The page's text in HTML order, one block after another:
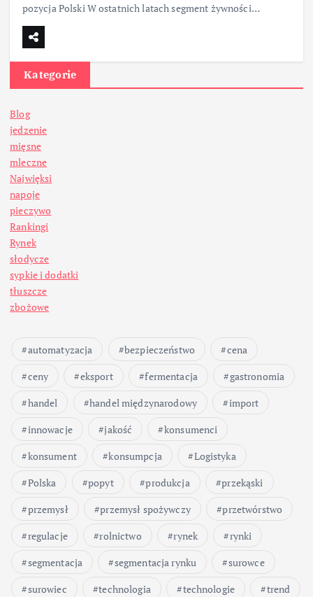
pozycja Polski W ostatnich latach segment żywności…
Kategorie
Blog
jedzenie
mięsne
mleczne
Najwięksi
napoje
pieczywo
Rankingi
Rynek
słodycze
sypkie i dodatki
tłuszcze
zbożowe
automatyzacja bezpieczeństwo
cena
ceny
eksport fermentacja
gastronomia
handel
handel międzynarodowy
import
innowacje
jakość
konsumenci
konsument
konsumpcja
Logistyka
Polska
popyt produkcja
przekąski
przemysł
przemysł spożywczy
przetwórstwo
regulacje
rolnictwo rynek
rynki
segmentacja
segmentacja rynku
surowce
surowiec
technologia technologie
trend